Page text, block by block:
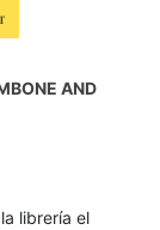
AND
librería el